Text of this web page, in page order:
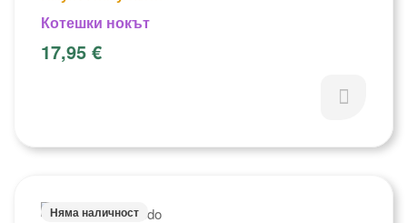
Котешки нокът
17,95 €
Няма наличност